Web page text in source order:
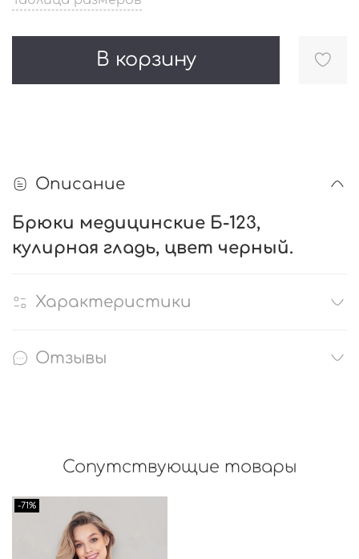
В корзину
Описание
Брюки медицинские Б-123,
кулирная гладь, цвет черный.
Характеристики
Отзывы
Сопутствующие товары
-71%